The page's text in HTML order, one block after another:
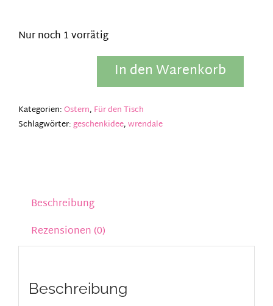
35,00 €
31,00 €.
Nur noch 1 vorrätig
Vorratsdose
mit
Menge
In den Warenkorb
Kategorien:Ostern, Für den Tisch
Schlagwörter:geschenkidee,wrendale
Beschreibung
Rezensionen (0)
Beschreibung